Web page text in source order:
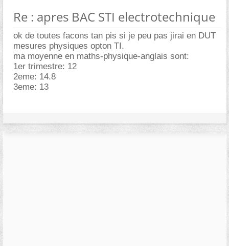
Re : apres BAC STI electrotechnique
ok de toutes facons tan pis si je peu pas jirai en DUT
mesures physiques opton TI.
ma moyenne en maths-physique-anglais sont:
1er trimestre: 12
2eme: 14.8
3eme: 13